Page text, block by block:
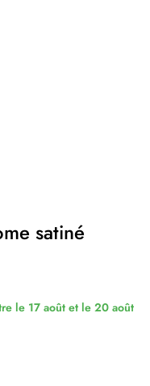
satiné
le 17 août et le 20 août